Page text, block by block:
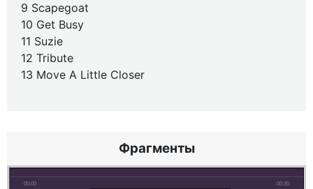
9 Scapegoat
10 Get Busy
11 Suzie
12 Tribute
13 Move A Little Closer
Фрагменты
00:00 00:30